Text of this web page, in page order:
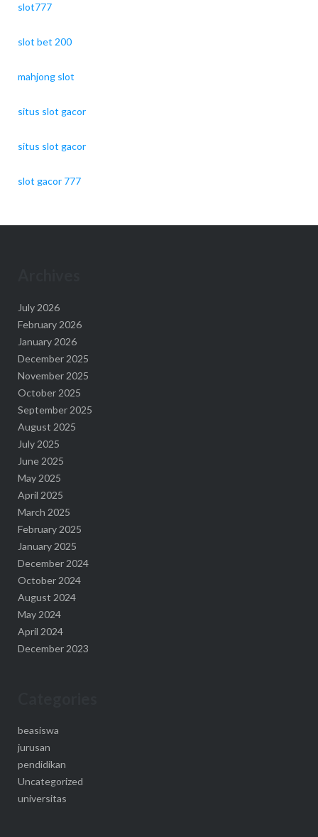
slot777
slot bet 200
mahjong slot
situs slot gacor
situs slot gacor
slot gacor 777
July 2026
February 2026
January 2026
December 2025
November 2025
October 2025
September 2025
August 2025
July 2025
June 2025
May 2025
April 2025
March 2025
February 2025
January 2025
December 2024
October 2024
August 2024
May 2024
April 2024
December 2023
beasiswa
jurusan
pendidikan
Uncategorized
universitas